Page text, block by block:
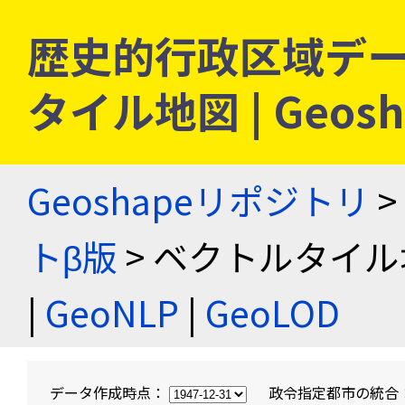
歴史的行政区域デ
タイル地図 |
Geoshapeリポジトリ >
トβ版 > ベクトルタイ
| GeoNLP | GeoLOD
データ作成時点： 政令指定都市の統